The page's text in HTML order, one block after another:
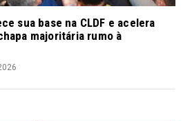
sua base na CLDF e acelera
majoritária rumo à